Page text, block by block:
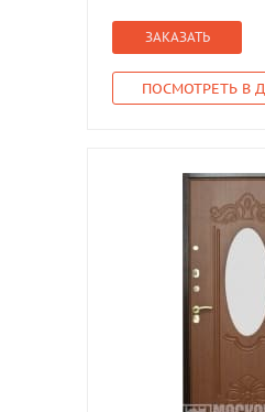
ЗАКАЗАТЬ
ПОСМОТРЕТЬ В